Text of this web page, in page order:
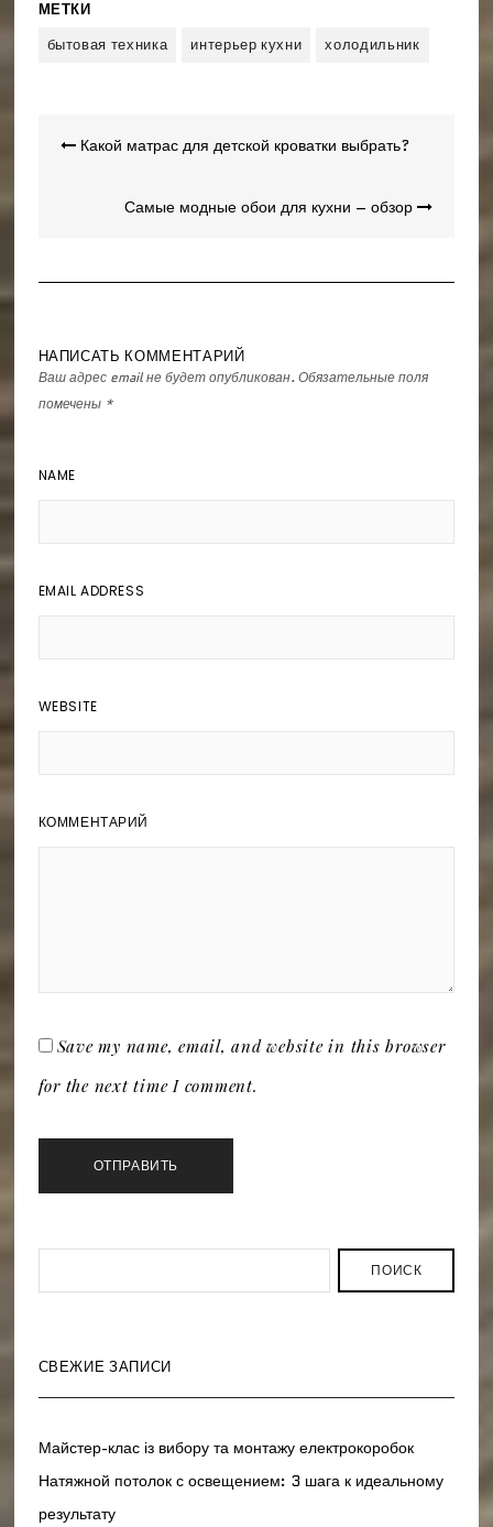
МЕТКИ
бытовая техника
интерьер кухни холодильник
Навигация
записям
Какой матрас для детской кроватки выбрать?
Самые модные обои для кухни – обзор
НАПИСАТЬ КОММЕНТАРИЙ
Ваш адрес email не будет опубликован. Обязательные поля
помечены *
NAME
EMAIL ADDRESS
WEBSITE
КОММЕНТАРИЙ
Save my name, email, and website in this browser
for the next time I comment.
ПОИСК
СВЕЖИЕ ЗАПИСИ
Майстер-клас із вибору та монтажу електрокоробок
Натяжной потолок с освещением: 3 шага к идеальному
результату